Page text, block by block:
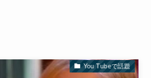
You Tubeで話題